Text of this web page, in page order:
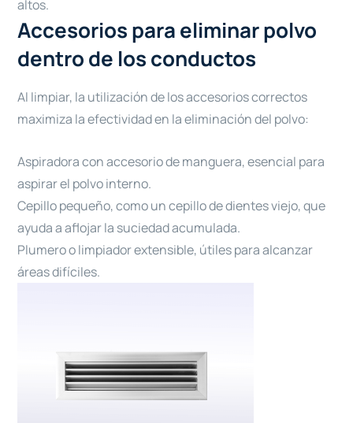
altos.
Accesorios para eliminar polvo
dentro de los conductos
Al limpiar, la utilización de los accesorios correctos
maximiza la efectividad en la eliminación del polvo:
Aspiradora con accesorio de manguera, esencial para
aspirar el polvo interno.
Cepillo pequeño, como un cepillo de dientes viejo, que
ayuda a aflojar la suciedad acumulada.
Plumero o limpiador extensible, útiles para alcanzar
áreas difíciles.